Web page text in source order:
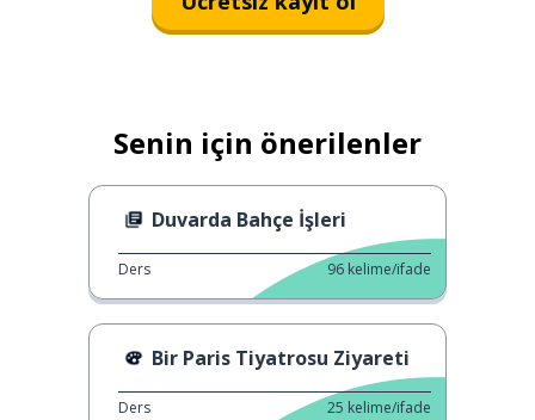
Senin için önerilenler
Duvarda Bahçe İşleri
Ders 96 kelime/ifade
Bir Paris Tiyatrosu Ziyareti
Ders 25 kelime/ifade